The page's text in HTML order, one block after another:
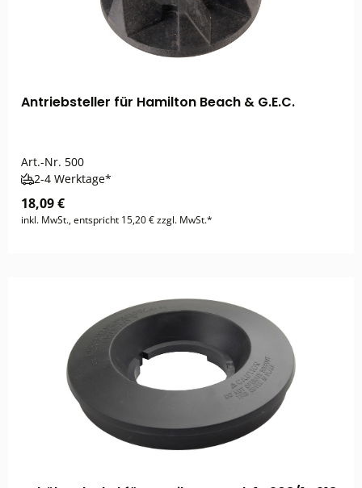
Antriebsteller für Hamilton Beach & G.E.C.
Art.-Nr. 500
2-4 Werktage*
18,09 €
inkl. MwSt., entspricht 15,20 € zzgl. MwSt.*